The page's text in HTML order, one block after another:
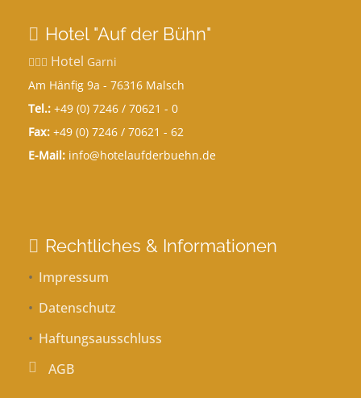
Hotel "Auf der Bühn"
Hotel Garni
Am Hänfig 9a - 76316 Malsch
Tel.: +49 (0) 7246 / 70621 - 0
Fax: +49 (0) 7246 / 70621 - 62
E-Mail: info@hotelaufderbuehn.de
Rechtliches & Informationen
Impressum
Datenschutz
Haftungsausschluss
AGB